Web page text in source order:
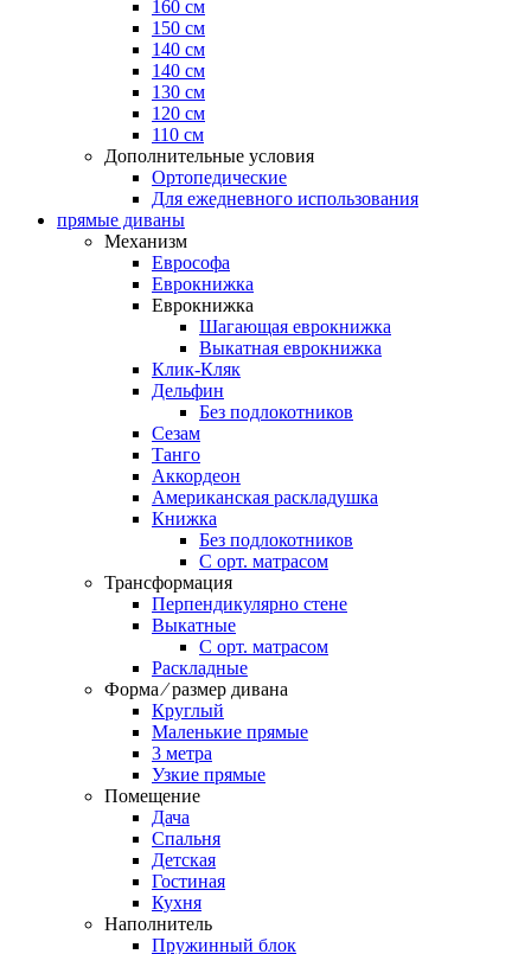
160 см
150 см
140 см
140 см
130 см
120 см
110 см
Дополнительные условия
Ортопедические
Для ежедневного использования
прямые диваны
Механизм
Еврософа
Еврокнижка
Еврокнижка
Шагающая еврокнижка
Выкатная еврокнижка
Клик-Кляк
Дельфин
Без подлокотников
Сезам
Танго
Аккордеон
Американская раскладушка
Книжка
Без подлокотников
С орт. матрасом
Трансформация
Перпендикулярно стене
Выкатные
С орт. матрасом
Раскладные
Форма ⁄ размер дивана
Круглый
Маленькие прямые
3 метра
Узкие прямые
Помещение
Дача
Спальня
Детская
Гостиная
Кухня
Наполнитель
Пружинный блок